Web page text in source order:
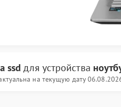
ssd для устройства
на текущую дату